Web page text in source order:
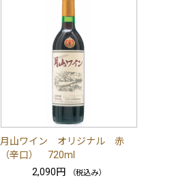
月山ワイン オリジナル 赤
（辛口） 720ml
2,090円
（税込み）